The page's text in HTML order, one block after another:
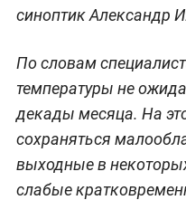
синоптик Александр
По словам
температуры не
декады месяца. На
сохраняться
выходные в
слабые